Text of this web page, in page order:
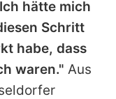
hätte mich
Schritt
habe, dass
waren." Aus